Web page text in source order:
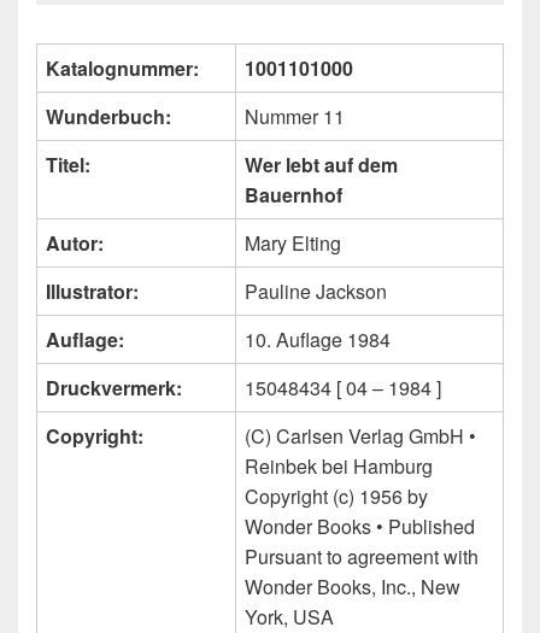
Katalognummer:
1001101000
Wunderbuch:
Nummer 11
Titel:
Wer lebt auf dem
Bauernhof
Autor:
Mary Elting
Illustrator:
Pauline Jackson
Auflage:
10. Auflage 1984
Druckvermerk:
15048434 [ 04 – 1984 ]
Copyright:
(C) Carlsen Verlag GmbH •
Reinbek bei Hamburg
Copyright (c) 1956 by
Wonder Books • Published
Pursuant to agreement with
Wonder Books, Inc., New
York, USA